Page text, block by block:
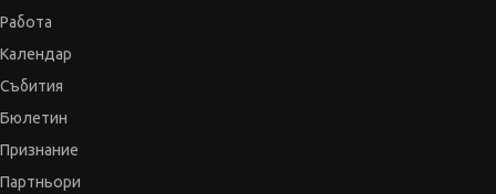
Работа
Календар
Събития
Бюлетин
Признание
Партньори